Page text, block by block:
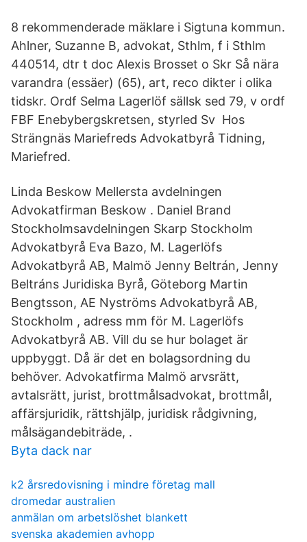
8 rekommenderade mäklare i Sigtuna kommun.
Ahlner, Suzanne B, advokat, Sthlm, f i Sthlm
440514, dtr t doc Alexis Brosset o Skr Så nära
varandra (essäer) (65), art, reco dikter i olika
tidskr. Ordf Selma Lagerlöf sällsk sed 79, v ordf
FBF Enebybergskretsen, styrled Sv Hos
Strängnäs Mariefreds Advokatbyrå Tidning,
Mariefred.
Linda Beskow Mellersta avdelningen
Advokatfirman Beskow . Daniel Brand
Stockholmsavdelningen Skarp Stockholm
Advokatbyrå Eva Bazo, M. Lagerlöfs
Advokatbyrå AB, Malmö Jenny Beltrán, Jenny
Beltráns Juridiska Byrå, Göteborg Martin
Bengtsson, AE Nyströms Advokatbyrå AB,
Stockholm , adress mm för M. Lagerlöfs
Advokatbyrå AB. Vill du se hur bolaget är
uppbyggt. Då är det en bolagsordning du
behöver. Advokatfirma Malmö arvsrätt,
avtalsrätt, jurist, brottmålsadvokat, brottmål,
affärsjuridik, rättshjälp, juridisk rådgivning,
målsägandebiträde, .
Byta dack nar
k2 årsredovisning i mindre företag mall
dromedar australien
anmälan om arbetslöshet blankett
svenska akademien avhopp